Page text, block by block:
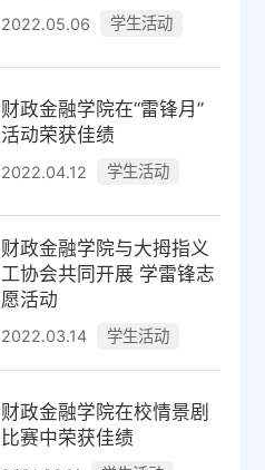
2022.05.06 学生活动
财政金融学院在“雷锋月”
活动荣获佳绩
2022.04.12 学生活动
财政金融学院与大拇指义
工协会共同开展 学雷锋志
愿活动
2022.03.14 学生活动
财政金融学院在校情景剧
比赛中荣获佳绩